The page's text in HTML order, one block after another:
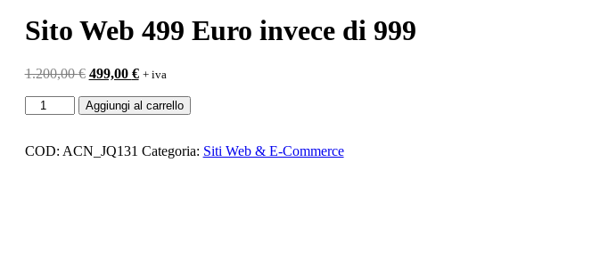
Sito Web 499 Euro invece di 999
1.200,00€ Il
originale
499,00 €Il
attuale
+ iva
Sito
Web
Euro
Aggiungi al carrello
COD: ACN_JQ131 Categoria: Siti Web & E-Commerce